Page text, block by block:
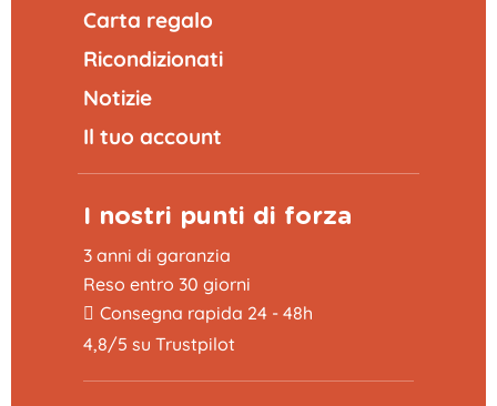
Carta regalo
Ricondizionati
Notizie
Il tuo account
I nostri punti di forza
3 anni di garanzia
Reso entro 30 giorni
Consegna rapida 24 - 48h
4,8/5 su Trustpilot